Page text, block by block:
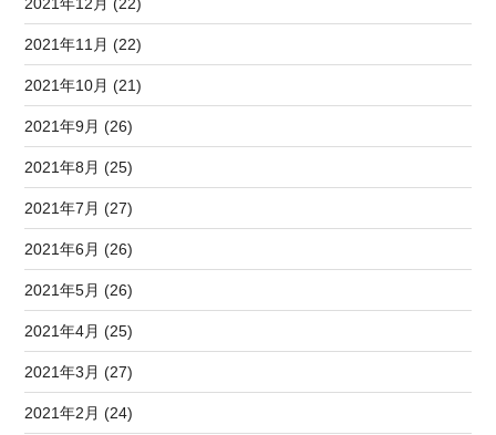
2021年11月 (22)
2021年10月 (21)
2021年9月 (26)
2021年8月 (25)
2021年7月 (27)
2021年6月 (26)
2021年5月 (26)
2021年4月 (25)
2021年3月 (27)
2021年2月 (24)